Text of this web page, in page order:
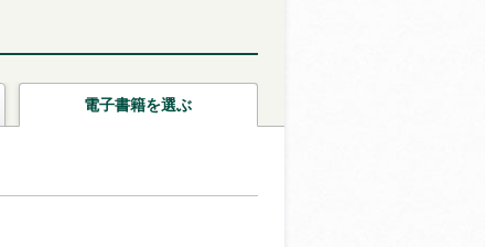
電子書籍を選ぶ